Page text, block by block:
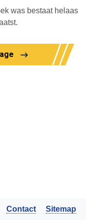
was bestaat helaas
Contact Sitemap